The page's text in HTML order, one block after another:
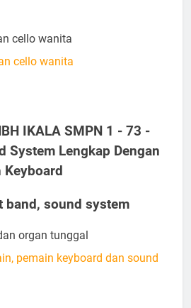
cello wanita
cello wanita
IKALA SMPN 1 - 73 -
System Lengkap Dengan
Keyboard
band, sound system
organ tunggal
pemain keyboard dan sound